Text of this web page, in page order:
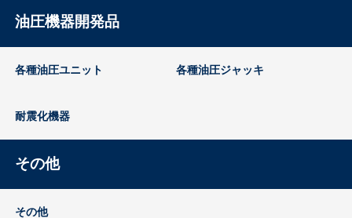
油圧機器開発品
各種油圧ユニット 各種油圧ジャッキ
耐震化機器
その他
その他